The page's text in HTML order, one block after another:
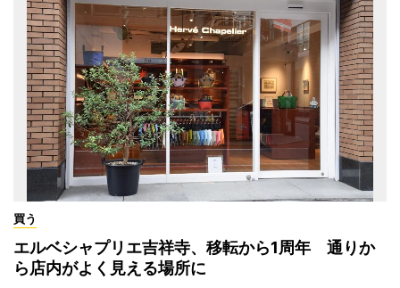
買う
エルベシャプリエ吉祥寺、移転から1周年 通りか
ら店内がよく見える場所に